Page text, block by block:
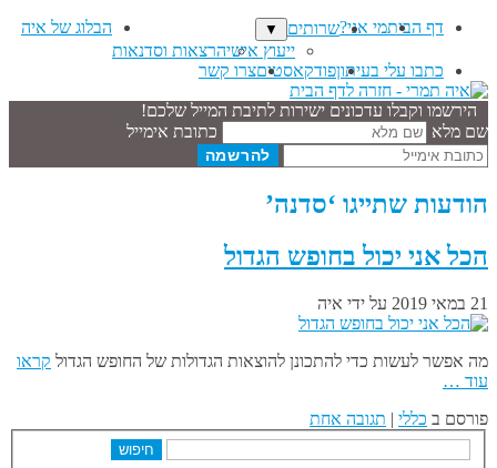
דף הביתמי אני?שרותים ▼
ייעוץ אישיהרצאות וסדנאות
הבלוג של איה
כתבו עלי בעיתוןפודקאסטיםצרו קשר
הירשמו וקבלו עדכונים ישירות לתיבת המייל שלכם!
שם מלא
כתובת אימייל
הודעות שתייגו ‘סדנה’
הכל אני יכול בחופש הגדול
21 במאי 2019 על ידי איה
מה אפשר לעשות כדי להתכונן להוצאות הגדולות של החופש הגדול קראו
עוד …
פורסם ב כללי | תגובה אחת
חיפוש